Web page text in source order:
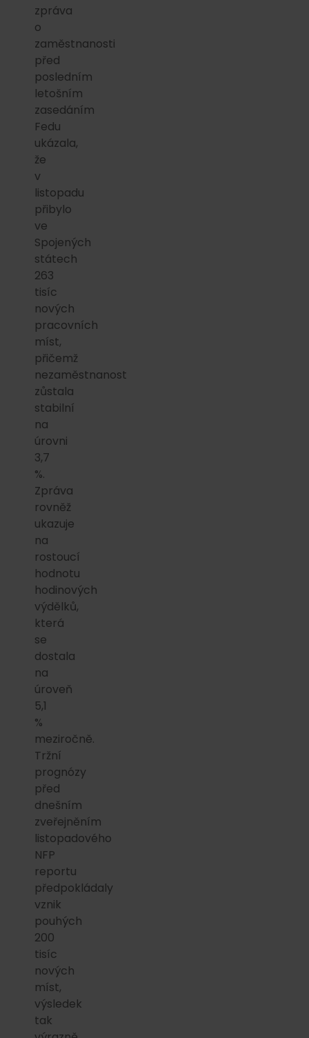
zpráva
o
zaměstnanosti
před
posledním
letošním
zasedáním
Fedu
ukázala,
že
v
listopadu
přibylo
ve
Spojených
státech
263
tisíc
nových
pracovních
míst,
přičemž
nezaměstnanost
zůstala
stabilní
na
úrovni
3,7
%.
Zpráva
rovněž
ukazuje
na
rostoucí
hodnotu
hodinových
výdělků,
která
se
dostala
na
úroveň
5,1
%
meziročně.
Tržní
prognózy
před
dnešním
zveřejněním
listopadového
NFP
reportu
předpokládaly
vznik
pouhých
200
tisíc
nových
míst,
výsledek
tak